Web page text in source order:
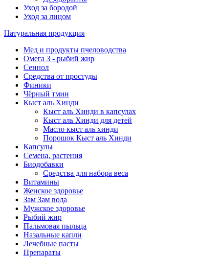
Уход за бородой
Уход за лицом
Натуральная продукция
Мед и продукты пчеловодства
Омега 3 - рыбий жир
Сеннол
Средства от простуды
Финики
Чёрный тмин
Кыст аль Хинди
Кыст аль Хинди в капсулах
Кыст аль Хинди для детей
Масло кыст аль хинди
Порошок Кыст аль Хинди
Капсулы
Семена, растения
Биодобавки
Средства для набора веса
Витамины
Женское здоровье
Зам Зам вода
Мужское здоровье
Рыбий жир
Пальмовая пыльца
Назальные капли
Лечебные пасты
Препараты